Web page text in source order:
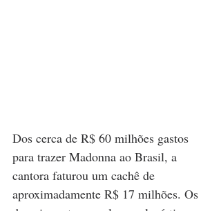
Dos cerca de R$ 60 milhões gastos
para trazer Madonna ao Brasil, a
cantora faturou um cachê de
aproximadamente R$ 17 milhões. Os